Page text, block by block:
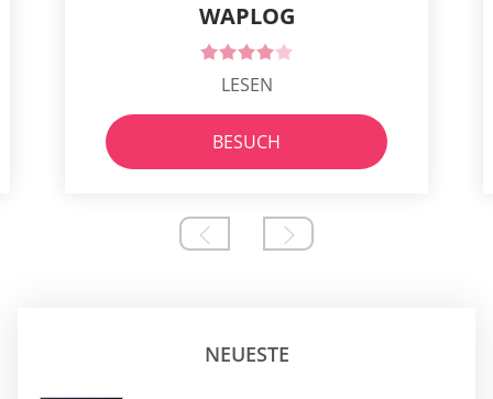
WAPLOG
LESEN
BESUCH
NEUESTE